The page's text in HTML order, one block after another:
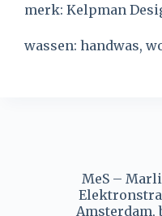
merk: Kelpman
wassen: handwas,
MeS –
Amsterdam,